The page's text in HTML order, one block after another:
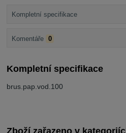
Kompletní specifikace
Komentáře 0
Kompletní specifikace
brus.pap.vod.100
Zboží zařazeno v